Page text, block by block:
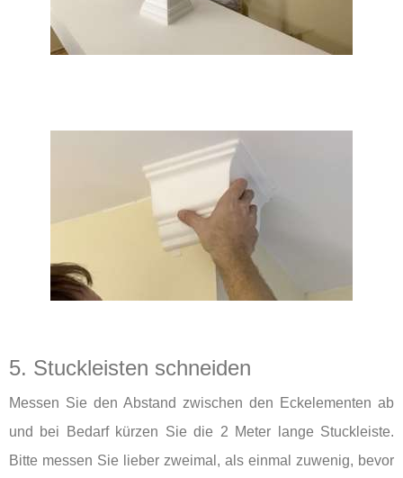
5. Stuckleisten schneiden
Messen Sie den Abstand zwischen den Eckelementen ab
und bei Bedarf kürzen Sie die 2 Meter lange Stuckleiste.
Bitte messen Sie lieber zweimal, als einmal zuwenig, bevor